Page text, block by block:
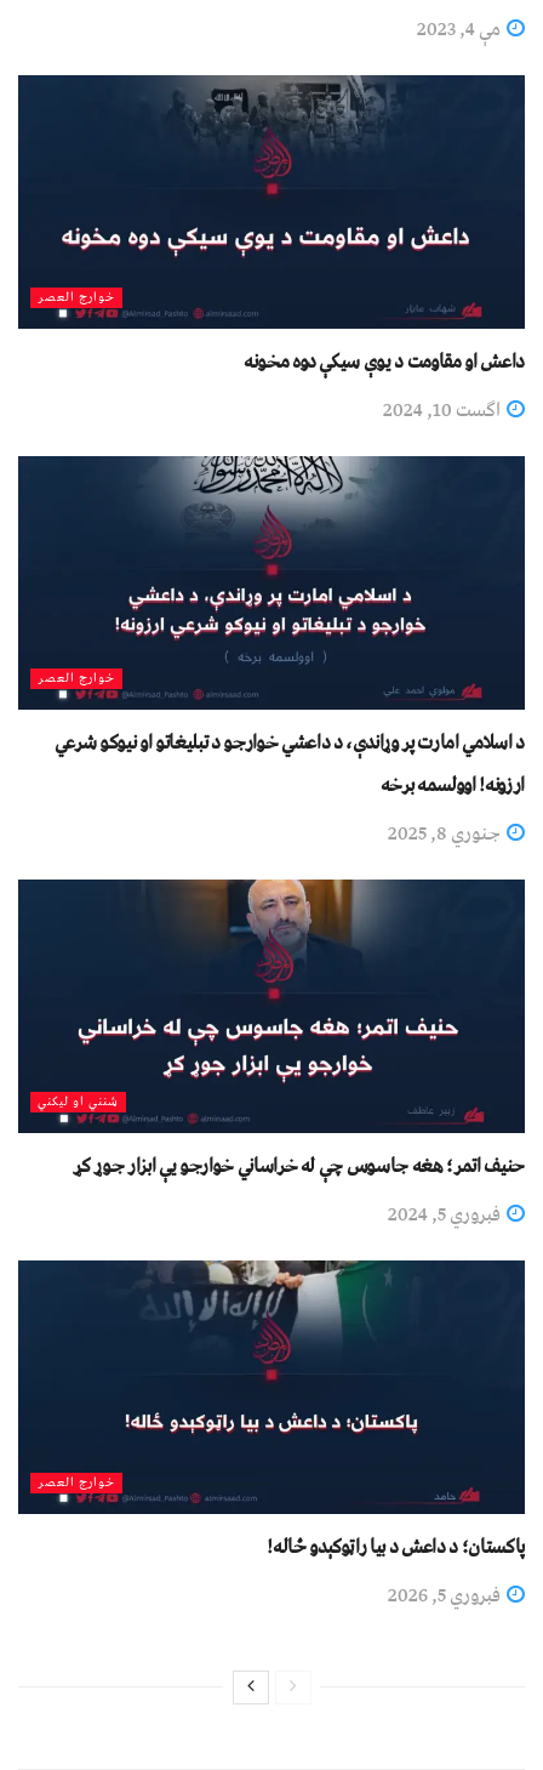
مې 4, 2023
خوارج العصر
داعش او مقاومت د یوې سیکې دوه مخونه
اگست 10, 2024
خوارج العصر
د اسلامي امارت پر وړاندې، د داعشي خوارجو د تبليغاتو او نیوکو شرعي
ارزونه! اوولسمه برخه
جنوري 8, 2025
شنني او لیکني
حنیف اتمر؛ هغه جاسوس چې له خراساني خوارجو یې ابزار جوړ کړ
فبروري 5, 2024
خوارج العصر
پاکستان؛ د داعش د بیا راټوکېدو ځاله!
فبروري 5, 2026